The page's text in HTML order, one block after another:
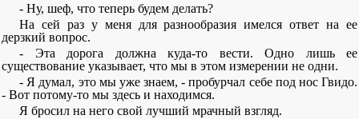
- Ну, шеф, что теперь будем делать?
На сей раз у меня для разнообразия имелся ответ на ее
дерзкий вопрос.
- Эта дорога должна куда-то вести. Одно лишь ее
существование указывает, что мы в этом измерении не одни.
- Я думал, это мы уже знаем, - пробурчал себе под нос Гвидо.
- Вот потому-то мы здесь и находимся.
Я бросил на него свой лучший мрачный взгляд.